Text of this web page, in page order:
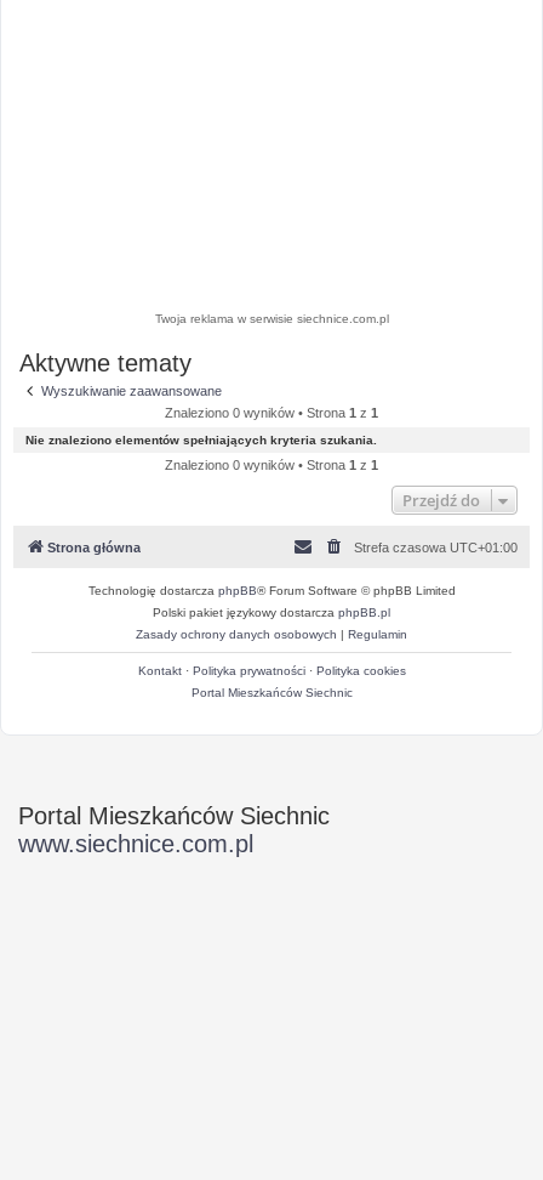
Twoja reklama w serwisie siechnice.com.pl
Aktywne tematy
Wyszukiwanie zaawansowane
Znaleziono 0 wyników • Strona 1 z 1
Nie znaleziono elementów spełniających kryteria szukania.
Znaleziono 0 wyników • Strona 1 z 1
Przejdź do
Strona główna Strefa czasowa UTC+01:00
Technologię dostarcza phpBB® Forum Software © phpBB Limited
Polski pakiet językowy dostarcza phpBB.pl
Zasady ochrony danych osobowych | Regulamin
Kontakt· Polityka prywatności· Polityka cookies
Portal Mieszkańców Siechnic
Portal Mieszkańców Siechnic
www.siechnice.com.pl